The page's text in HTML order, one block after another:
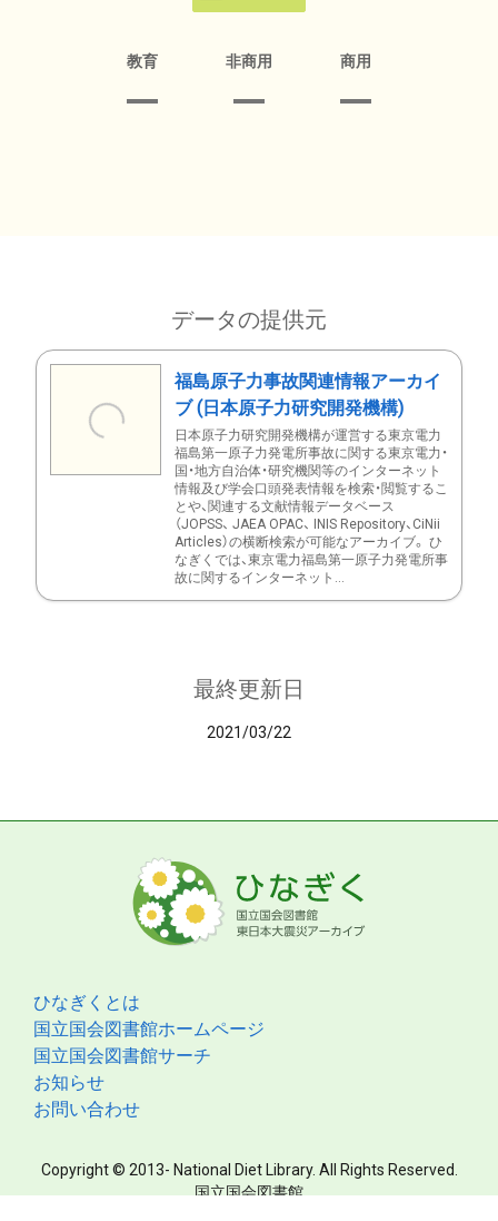
教育 非商用 商用
データの提供元
福島原子力事故関連情報アーカイ
ブ (日本原子力研究開発機構)
日本原子力研究開発機構が運営する東京電力
福島第一原子力発電所事故に関する東京電力・
国・地方自治体・研究機関等のインターネット
情報及び学会口頭発表情報を検索・閲覧するこ
とや、関連する文献情報データベース
（JOPSS、 JAEA OPAC、 INIS Repository、CiNii
Articles）の横断検索が可能なアーカイブ。 ひ
なぎくでは、東京電力福島第一原子力発電所事
故に関するインターネット...
最終更新日
2021/03/22
ひなぎくとは
国立国会図書館ホームページ
国立国会図書館サーチ
お知らせ
お問い合わせ
Copyright © 2013- National Diet Library. All Rights Reserved.